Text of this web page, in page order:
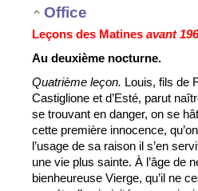
Office
Leçons des Matines avant
Au deuxième nocturne.
Quatrième leçon. Louis, fils de
Castiglione et d’Esté, parut
se trouvant en danger, on se
cette première innocence,
l’usage de sa raison il s’en
une vie plus sainte. À l’âge de
bienheureuse Vierge, qu’il ne